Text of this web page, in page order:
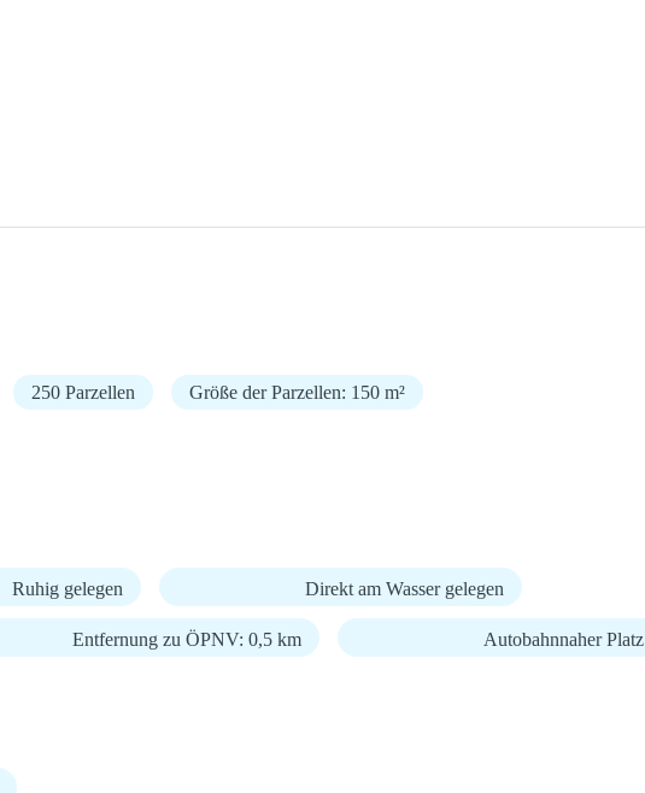
250 Parzellen Größe der Parzellen: 150 m²
Ruhig gelegen Direkt am Wasser gelegen
Entfernung zu ÖPNV: 0,5 km Autobahnnaher Platz